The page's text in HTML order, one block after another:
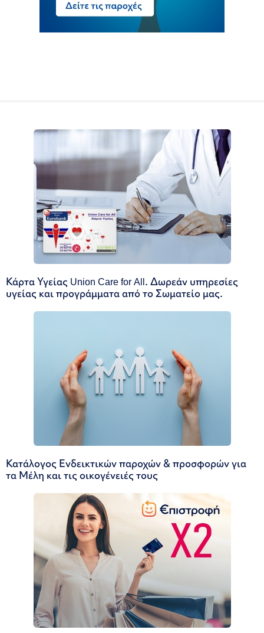
Κάρτα Υγείας Union Care for All. Δωρεάν υπηρεσίες
υγείας και προγράμματα από το Σωματείο μας.
Κατάλογος Ενδεικτικών παροχών & προσφορών για
τα Μέλη και τις οικογένειές τους